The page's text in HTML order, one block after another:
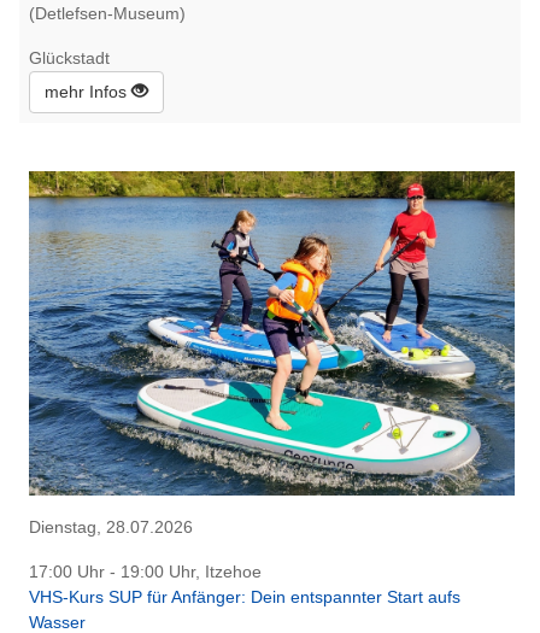
(Detlefsen-Museum)
Glückstadt
mehr Infos
Dienstag, 28.07.2026
17:00 Uhr - 19:00 Uhr, Itzehoe
VHS-Kurs SUP für Anfänger: Dein entspannter Start aufs
Wasser